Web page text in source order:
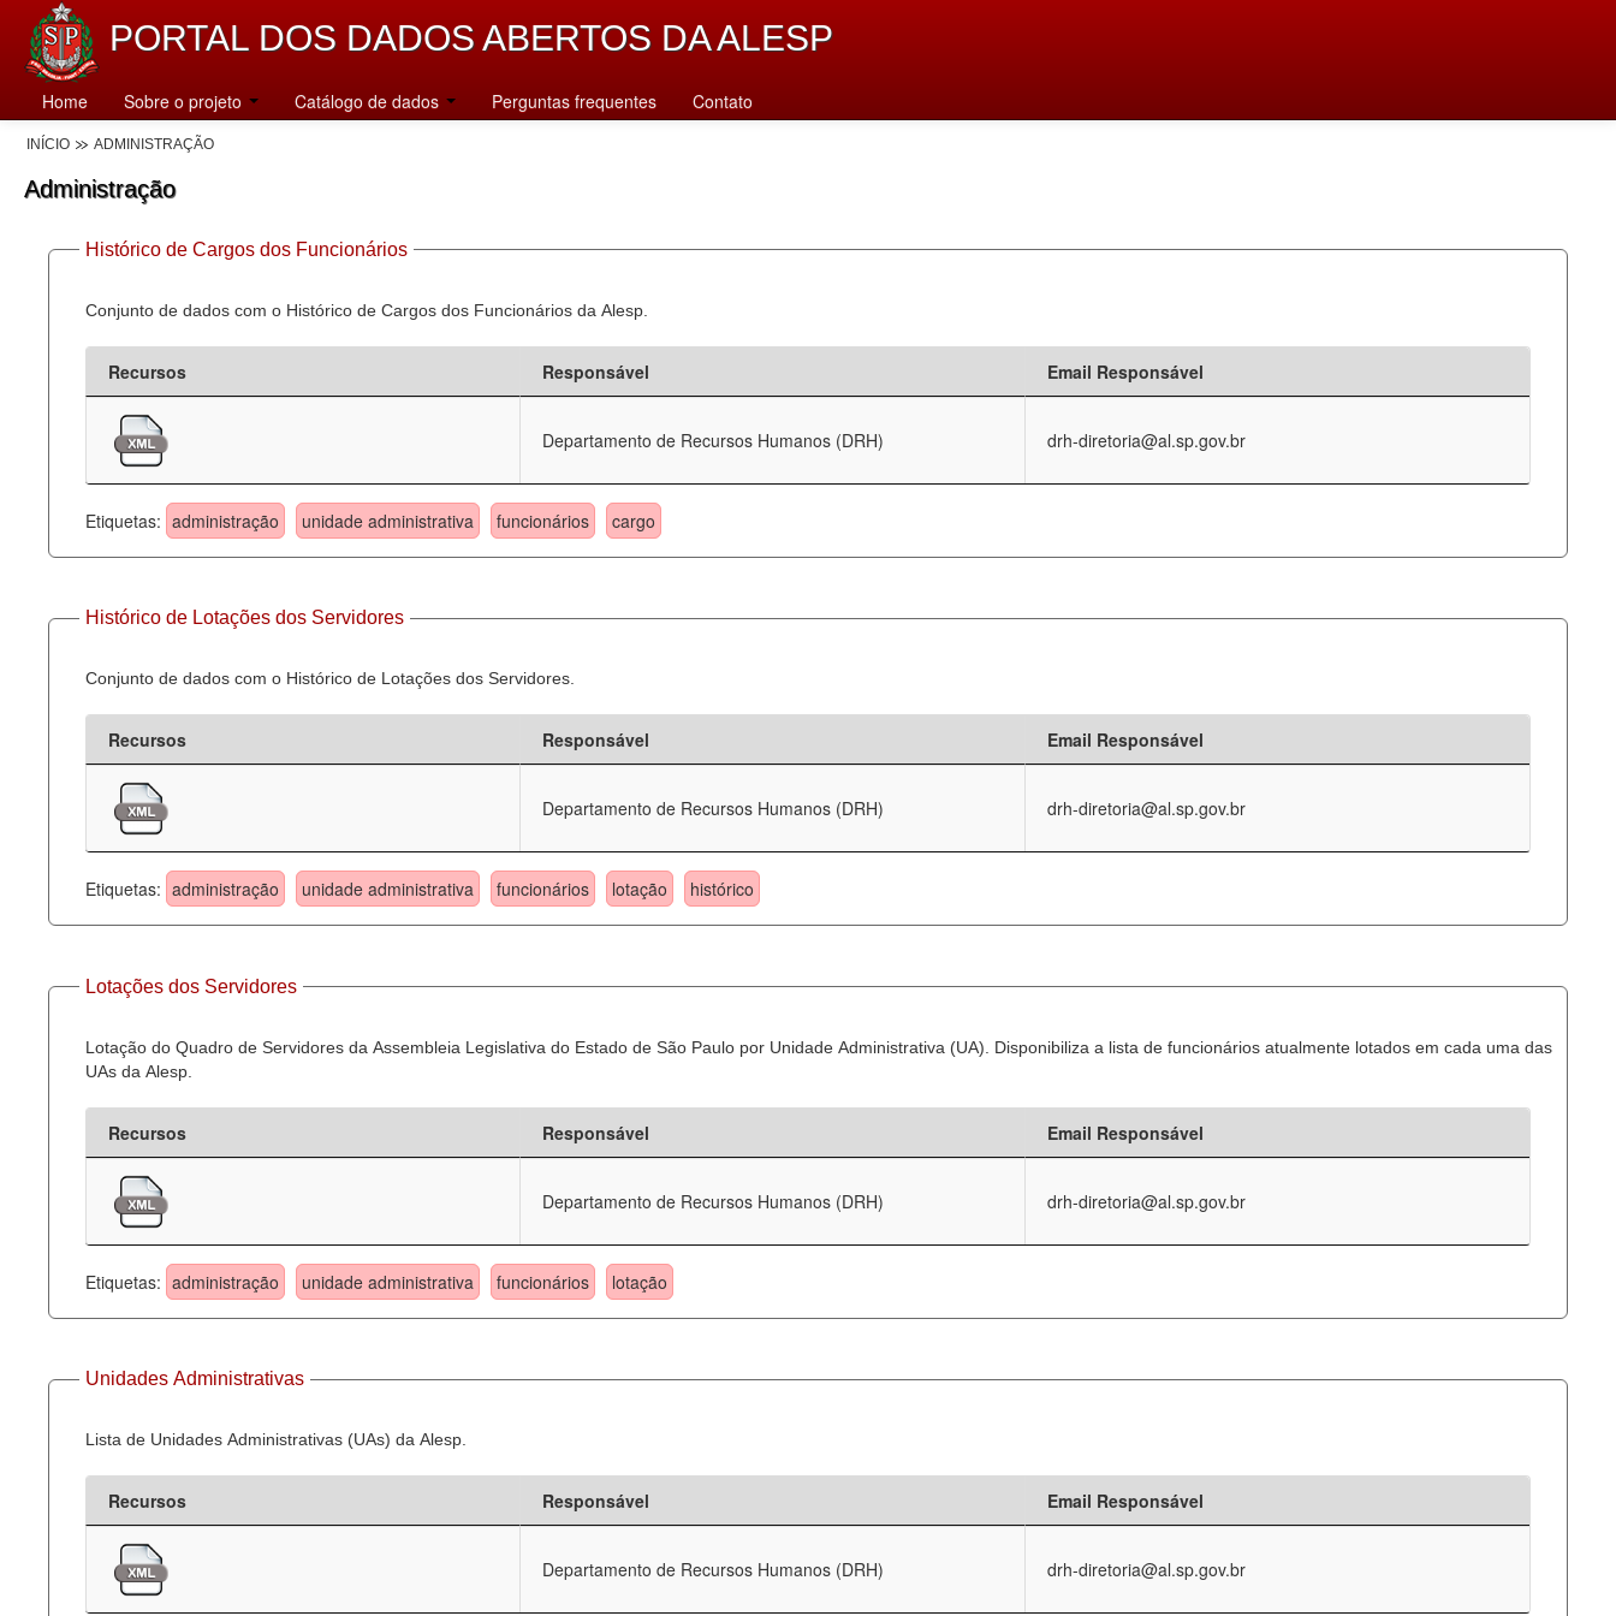
PORTAL DOS DADOS ABERTOS DA ALESP
Home Sobre o projeto Catálogo de dados Perguntas frequentes Contato
INÍCIO ADMINISTRAÇÃO
Administração
Histórico de Cargos dos Funcionários
Conjunto de dados com o Histórico de Cargos dos Funcionários da Alesp.
Recursos Responsável Email Responsável
Departamento de Recursos Humanos (DRH) drh-diretoria@al.sp.gov.br
Etiquetas: administração unidade administrativa funcionários cargo
Histórico de Lotações dos Servidores
Conjunto de dados com o Histórico de Lotações dos Servidores.
Recursos Responsável Email Responsável
Departamento de Recursos Humanos (DRH) drh-diretoria@al.sp.gov.br
Etiquetas: administração unidade administrativa funcionários lotação histórico
Lotações dos Servidores
Lotação do Quadro de Servidores da Assembleia Legislativa do Estado de São Paulo por Unidade Administrativa (UA). Disponibiliza a lista de funcionários atualmente lotados em cada uma das
UAs da Alesp.
Recursos Responsável Email Responsável
Departamento de Recursos Humanos (DRH) drh-diretoria@al.sp.gov.br
Etiquetas: administração unidade administrativa funcionários lotação
Unidades Administrativas
Lista de Unidades Administrativas (UAs) da Alesp.
Recursos Responsável Email Responsável
Departamento de Recursos Humanos (DRH) drh-diretoria@al.sp.gov.br